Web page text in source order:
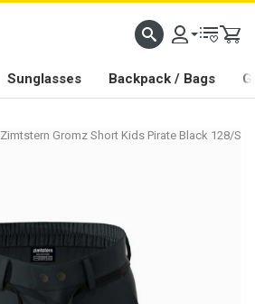
PASSION IN ALL WE DO
Sunglasses Backpack / Bags
Zimtstern Gromz Short Kids Pirate Black 128/S